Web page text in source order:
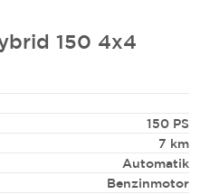
150 4x4
150 PS
7 km
Automatik
Benzinmotor